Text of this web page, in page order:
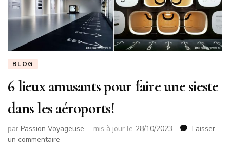
BLOG
6 lieux amusants pour faire une sieste
dans les aéroports!
par Passion Voyageuse mis à jour le 28/10/2023
Laisser
un commentaire